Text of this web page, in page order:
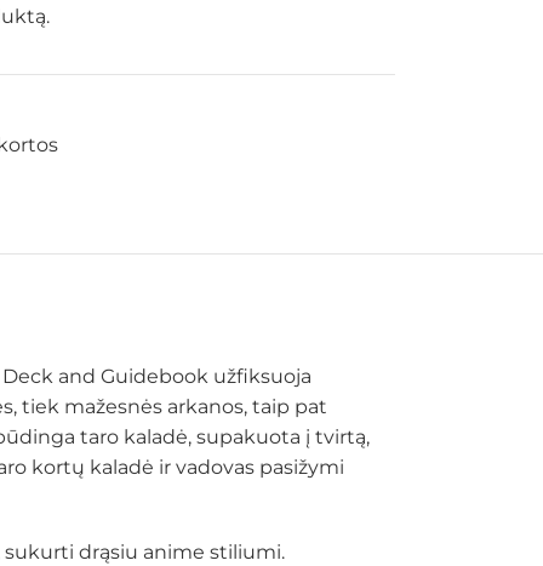
and Guidebook užfiksuoja
tiek mažesnės arkanos, taip pat
taro kaladė, supakuota į tvirtą,
kortų kaladė ir vadovas pasižymi
sukurti drąsiu anime stiliumi.